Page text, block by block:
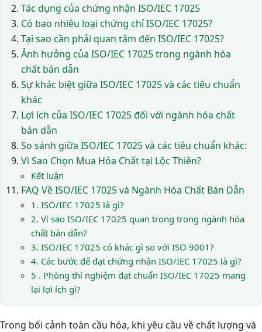
Tác dụng của chứng nhận ISO/IEC 17025
Có bao nhiêu loại chứng chỉ ISO/IEC 17025?
Tại sao cần phải quan tâm đến ISO/IEC 17025?
Ảnh hưởng của ISO/IEC 17025 trong ngành hóa
chất bán dẫn
Sự khác biệt giữa ISO/IEC 17025 và các tiêu chuẩn
khác
Lợi ích của ISO/IEC 17025 đối với ngành hóa chất
bán dẫn
So sánh giữa ISO/IEC 17025 và các tiêu chuẩn khác:
Vì Sao Chọn Mua Hóa Chất tại Lộc Thiên?
Kết luận
FAQ Về ISO/IEC 17025 và Ngành Hóa Chất Bán Dẫn
1. ISO/IEC 17025 là gì?
2. Vì sao ISO/IEC 17025 quan trọng trong ngành hóa
chất bán dẫn?
3. ISO/IEC 17025 có khác gì so với ISO 9001?
4. Các bước để đạt chứng nhận ISO/IEC 17025 là gì?
5 . Phòng thí nghiệm đạt chuẩn ISO/IEC 17025 mang
lại lợi ích gì?
Trong bối cảnh toàn cầu hóa, khi yêu cầu về chất lượng và